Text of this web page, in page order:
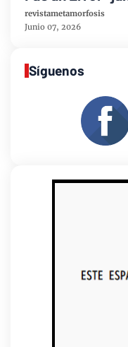
revistametamorfosis
Junio 07, 2026
Síguenos